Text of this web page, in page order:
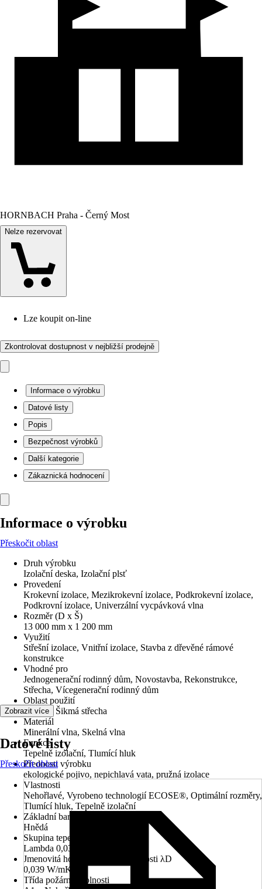
HORNBACH Praha - Černý Most
Nelze rezervovat
Lze koupit on-line
Zkontrolovat dostupnost v nejbližší prodejně
Informace o výrobku
Datové listy
Popis
Bezpečnost výrobků
Další kategorie
Zákaznická hodnocení
Informace o výrobku
Přeskočit oblast
Druh výrobku
Izolační deska, Izolační plsť
Provedení
Krokevní izolace, Mezikrokevní izolace, Podkrokevní izolace,
Podkrovní izolace, Univerzální vycpávková vlna
Rozměr (D x Š)
13 000 mm x 1 200 mm
Využití
Střešní izolace, Vnitřní izolace, Stavba z dřevěné rámové
konstrukce
Vhodné pro
Jednogenerační rodinný dům, Novostavba, Rekonstrukce,
Střecha, Vícegenerační rodinný dům
Oblast použití
Střecha, Šikmá střecha
Materiál
Minerální vlna, Skelná vlna
Funkce
Tepelně izolační, Tlumící hluk
Přednosti výrobku
ekologické pojivo, nepichlavá vata, pružná izolace
Vlastnosti
Nehořlavé, Vyrobeno technologií ECOSE®, Optimální rozměry,
Tlumící hluk, Tepelně izolační
Základní barva
Hnědá
Skupina tepelné vodivosti
Lambda 0,039
Jmenovitá hodnota tepelné vodivosti λD
0,039 W/mK
Třída požární odolnosti
Zobrazit více
Datové listy
Přeskočit oblast